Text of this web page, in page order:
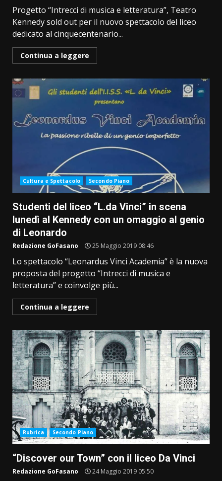
Progetto “Intrecci di musica e letteratura”, Teatro
Kennedy sold out per il nuovo spettacolo del liceo
dedicato al cinquecentenario...
Continua a leggere
Cultura e Spettacolo Secondo Piano
Studenti del liceo “L.da Vinci” in scena
lunedì al Kennedy con un omaggio al genio
di Leonardo
Redazione GoFasano 25 Maggio 2019 08:46
Lo spettacolo “Leonardus Vinci Academia” è la nuova
proposta del progetto “Intrecci di musica e
letteratura” e coinvolge più...
Continua a leggere
Rubrica Secondo Piano
“Discover our Town” con il liceo Da Vinci
Redazione GoFasano 24 Maggio 2019 05:50